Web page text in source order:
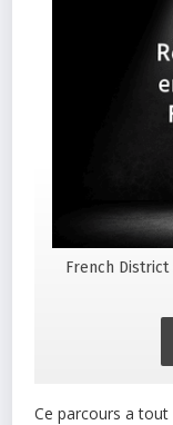
French
Ce parcours a tout